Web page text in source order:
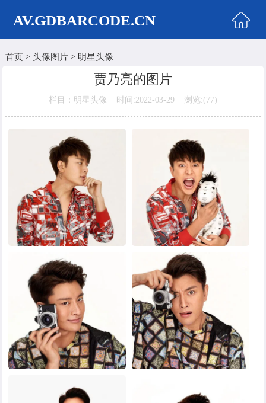
AV.GDBARCODE.CN
首页
美女头像
男生头像
明星头像
卡通动漫
黑白头像
其他头像
首页> 头像图片> 明星头像
贾乃亮的图片
栏目：明星头像 时间:2022-03-29 浏览:(77)